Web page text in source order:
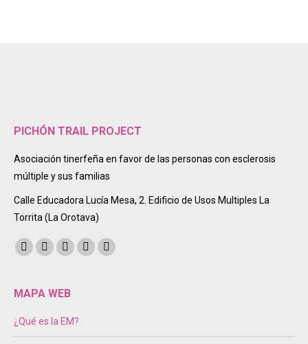
PICHÓN TRAIL PROJECT
Asociación tinerfeña en favor de las personas con esclerosis
múltiple y sus familias
Calle Educadora Lucía Mesa, 2. Edificio de Usos Multiples La
Torrita (La Orotava)
Encuéntranos en:
Facebook
opens
new
Twitter
opens
new
Instagram
opens
new
Mail Sitio
MAPA WEB
¿Qué es la EM?